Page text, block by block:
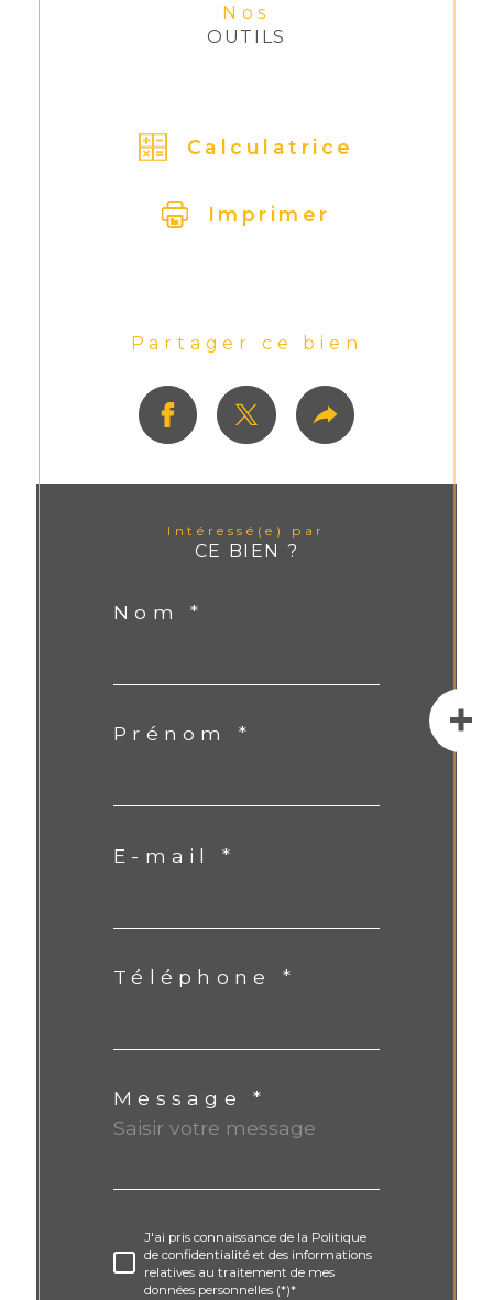
Nos
OUTILS
Calculatrice
Imprimer
Partager ce bien
Intéressé(e) par
CE BIEN ?
Nom *
Prénom *
E-mail *
Téléphone *
Message *
J'ai pris connaissance de la Politique
de confidentialité et des informations
relatives au traitement de mes
données personnelles (*)*